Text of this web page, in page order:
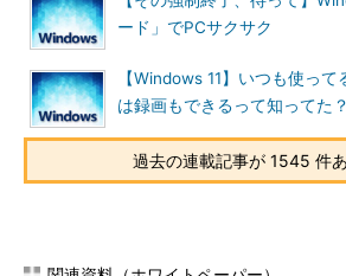
ード」でPCサクサク
【Windows 11】いつも使って
は録画もできるって知ってた？
過去の連載記事が 1545 件